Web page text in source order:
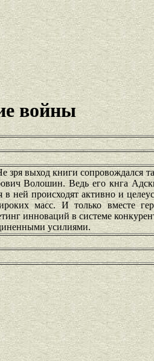
войны
зря выход книги сопровождался
Волошин. Ведь его кнга
ней происходят активно и
масс. И только вместе
инноваций в системе
усилиями.